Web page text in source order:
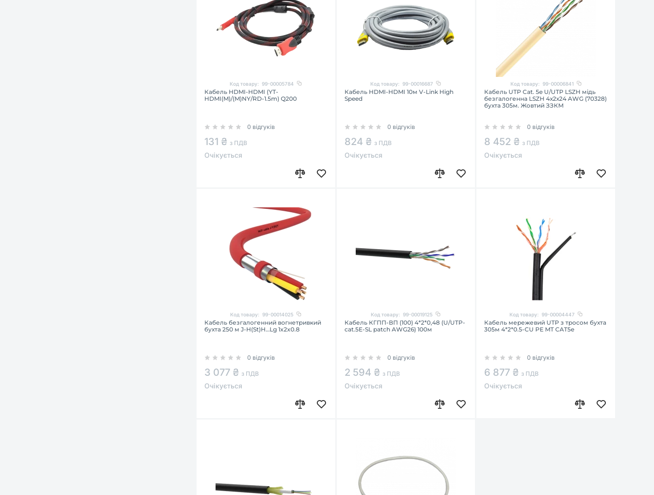
Код товару: 99-00005784
Кабель HDMI-HDMI (YT-
HDMI(M)/(M)NY/RD-1.5m) Q200
0 відгуків
131 ₴ з ПДВ
Очікується
Код товару: 99-00016687
Кабель HDMI-HDMI 10м V-Link High
Speed
0 відгуків
824 ₴ з ПДВ
Очікується
Код товару: 99-00006841
Кабель UTP Cat. 5e U/UTP LSZH мідь
безгалогенна LSZH 4х2х24 AWG (70328)
бухта 305м. Жовтий ЗЗКМ
0 відгуків
8 452 ₴ з ПДВ
Очікується
Код товару: 99-00014025
Кабель безгалогенний вогнетривкий
бухта 250 м J-H(St)H…Lg 1x2x0.8
0 відгуків
3 077 ₴ з ПДВ
Очікується
Код товару: 99-00019125
Кабель КГПП-ВП (100) 4*2*0,48 (U/UTP-
cat.5E-SL patch AWG26) 100м
0 відгуків
2 594 ₴ з ПДВ
Очікується
Код товару: 99-00004447
Кабель мережевий UTP з тросом бухта
305м 4*2*0.5-CU PE MT CAT5е
0 відгуків
6 877 ₴ з ПДВ
Очікується